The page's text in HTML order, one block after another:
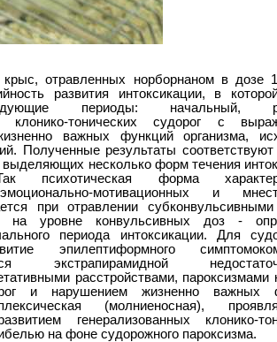
отравленных норборнаном в дозе
развития интоксикации, в
периоды: начальный,
клонико-тонических судорог с
важных функций организма,
Полученные результаты
выделяющих несколько форм течения
психотическая форма
мотивационных и
при отравлении
на уровне конвульсивных доз -
периода интоксикации. Для
эпилептиформного
экстрапирамидной
расстройствами, пароксизмами
и нарушением жизненно важных
(молниеносная),
генерализованных клонико-
на фоне судорожного пароксизма.